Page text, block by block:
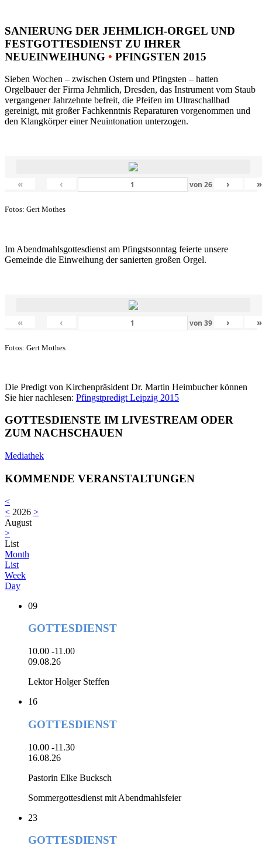
SANIERUNG DER JEHMLICH-ORGEL UND
FESTGOTTESDIENST ZU IHRER
NEUEINWEIHUNG • PFINGSTEN 2015
Sieben Wochen – zwischen Ostern und Pfingsten – hatten
Orgelbauer der Firma Jehmlich, Dresden, das Instrument vom Staub
vergangener Jahrzehnte befreit, die Pfeifen im Ultraschallbad
gereinigt, mit großer Fachkenntnis Reparaturen vorgenommen und
den Klangkörper einer Neuintonation unterzogen.
« ‹ von 26 › »
Fotos: Gert Mothes
Im Abendmahlsgottesdienst am Pfingstsonntag feierte unsere
Gemeinde die Einweihung der sanierten großen Orgel.
« ‹ von 39 › »
Fotos: Gert Mothes
Die Predigt von Kirchenpräsident Dr. Martin Heimbucher können
Sie hier nachlesen: Pfingstpredigt Leipzig 2015
GOTTESDIENSTE IM LIVESTREAM ODER
ZUM NACHSCHAUEN
Mediathek
KOMMENDE VERANSTALTUNGEN
<
< 2026 >
August
>
List
Month
List
Week
Day
09
GOTTESDIENST
10.00 -11.00
09.08.26
Lektor Holger Steffen
16
GOTTESDIENST
10.00 -11.30
16.08.26
Pastorin Elke Bucksch
Sommergottesdienst mit Abendmahlsfeier
23
GOTTESDIENST